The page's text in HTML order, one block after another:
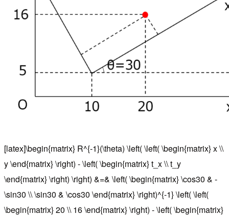
[latex]\begin{matrix} R^{-1}(\theta) \left( \left( \begin{matrix} x \\
y \end{matrix} \right) - \left( \begin{matrix} t_x \\ t_y
\end{matrix} \right) \right) &=& \left( \begin{matrix} \cos30 & -
\sin30 \\ \sin30 & \cos30 \end{matrix} \right)^{-1} \left( \left(
\begin{matrix} 20 \\ 16 \end{matrix} \right) - \left( \begin{matrix}